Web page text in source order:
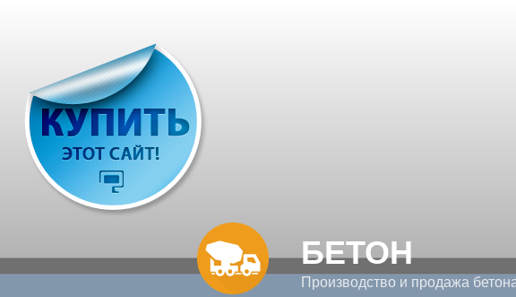
БЕТОН
Производство и продажа